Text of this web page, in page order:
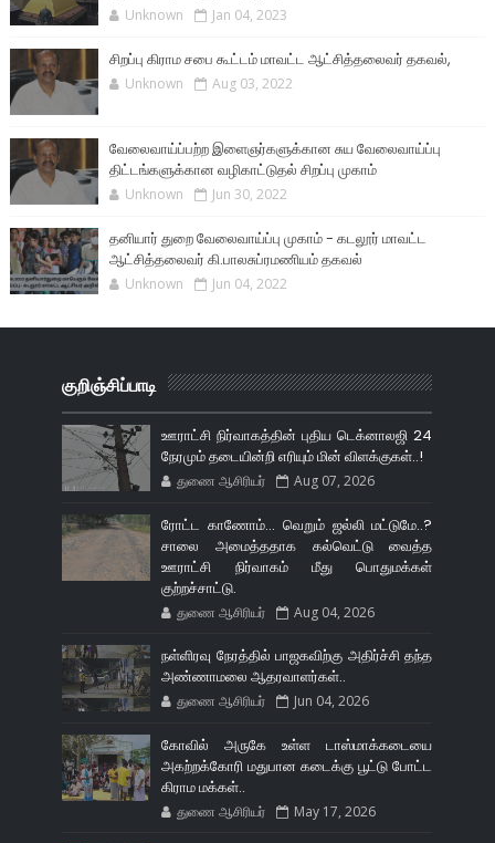
Unknown Jan 04, 2023
சிறப்பு கிராம சபை கூட்டம் மாவட்ட ஆட்சித்தலைவர் தகவல்,
Unknown Aug 03, 2022
வேலைவாய்ப்பற்ற இளைஞர்களுக்கான சுய வேலைவாய்ப்பு
திட்டங்களுக்கான வழிகாட்டுதல் சிறப்பு முகாம்
Unknown Jun 30, 2022
தனியார் துறை வேலைவாய்ப்பு முகாம் - கடலூர் மாவட்ட
ஆட்சித்தலைவர் கி.பாலசுப்ரமணியம் தகவல்
Unknown Jun 04, 2022
குறிஞ்சிப்பாடி
ஊராட்சி நிர்வாகத்தின் புதிய டெக்னாலஜி 24
நேரமும் தடையின்றி எரியும் மின் விளக்குகள்..!
துணை ஆசிரியர் Aug 07, 2026
ரோட்ட காணோம்... வெறும் ஜல்லி மட்டுமே..?
சாலை அமைத்ததாக கல்வெட்டு வைத்த
ஊராட்சி நிர்வாகம் மீது பொதுமக்கள்
குற்றச்சாட்டு.
துணை ஆசிரியர் Aug 04, 2026
நள்ளிரவு நேரத்தில் பாஜகவிற்கு அதிர்ச்சி தந்த
அண்ணாமலை ஆதரவாளர்கள்..
துணை ஆசிரியர் Jun 04, 2026
கோவில் அருகே உள்ள டாஸ்மாக்கடையை
அகற்றக்கோரி மதுபான கடைக்கு பூட்டு போட்ட
கிராம மக்கள்..
துணை ஆசிரியர் May 17, 2026